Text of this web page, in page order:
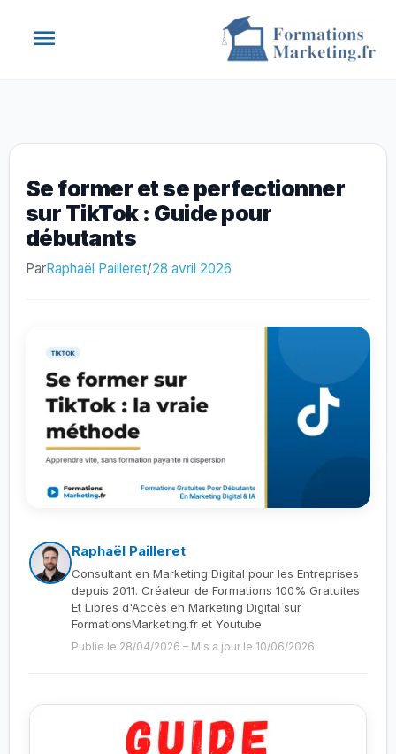
Menu
Se former et se perfectionner
sur TikTok : Guide pour
débutants
ParRaphaël Pailleret/28 avril 2026
Raphaël Pailleret
Consultant en Marketing Digital pour les Entreprises
depuis 2011. Créateur de Formations 100% Gratuites
Et Libres d'Accès en Marketing Digital sur
FormationsMarketing.fr et Youtube
Publie le 28/04/2026 – Mis a jour le 10/06/2026